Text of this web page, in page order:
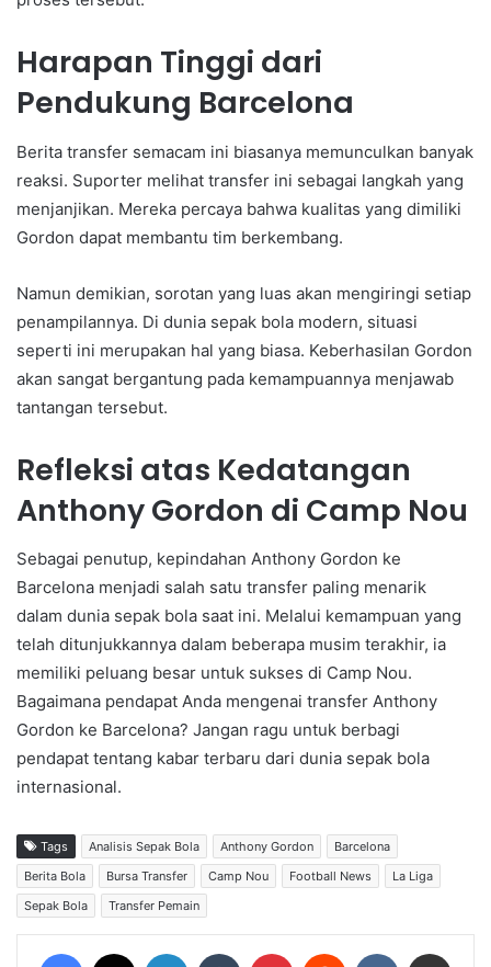
Harapan Tinggi dari
Pendukung Barcelona
Berita transfer semacam ini biasanya memunculkan banyak
reaksi. Suporter melihat transfer ini sebagai langkah yang
menjanjikan. Mereka percaya bahwa kualitas yang dimiliki
Gordon dapat membantu tim berkembang.
Namun demikian, sorotan yang luas akan mengiringi setiap
penampilannya. Di dunia sepak bola modern, situasi
seperti ini merupakan hal yang biasa. Keberhasilan Gordon
akan sangat bergantung pada kemampuannya menjawab
tantangan tersebut.
Refleksi atas Kedatangan
Anthony Gordon di Camp Nou
Sebagai penutup, kepindahan Anthony Gordon ke
Barcelona menjadi salah satu transfer paling menarik
dalam dunia sepak bola saat ini. Melalui kemampuan yang
telah ditunjukkannya dalam beberapa musim terakhir, ia
memiliki peluang besar untuk sukses di Camp Nou.
Bagaimana pendapat Anda mengenai transfer Anthony
Gordon ke Barcelona? Jangan ragu untuk berbagi
pendapat tentang kabar terbaru dari dunia sepak bola
internasional.
Tags Analisis Sepak Bola Anthony Gordon
Barcelona
Berita Bola
Bursa Transfer Camp Nou Football News
La Liga
Sepak Bola
Transfer Pemain